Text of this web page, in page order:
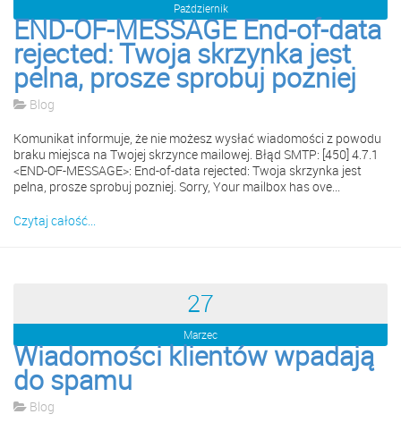
Październik
END-OF-MESSAGE End-of-data
rejected: Twoja skrzynka jest
pelna, prosze sprobuj pozniej
Blog
Komunikat informuje, że nie możesz wysłać wiadomości z powodu
braku miejsca na Twojej skrzynce mailowej. Błąd SMTP: [450] 4.7.1
<END-OF-MESSAGE>: End-of-data rejected: Twoja skrzynka jest
pelna, prosze sprobuj pozniej. Sorry, Your mailbox has ove...
Czytaj całość...
27
Marzec
Wiadomości klientów wpadają
do spamu
Blog